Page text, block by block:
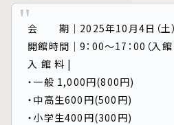
会 期｜2025年10月4日（土）
開館時間｜9：00〜17：00（入館
入 館 料 |
・一般 1,000円(800円)
・中高生600円(500円)
・小学生400円(300円)